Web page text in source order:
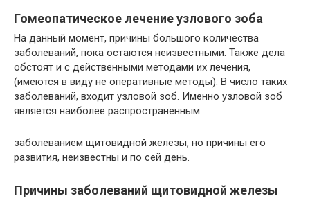
Гомеопатическое лечение узлового зоба
На данный момент, причины большого количества
заболеваний, пока остаются неизвестными. Также дела
обстоят и с действенными методами их лечения,
(имеются в виду не оперативные методы). В число таких
заболеваний, входит узловой зоб. Именно узловой зоб
является наиболее распространенным
заболеванием щитовидной железы, но причины его
развития, неизвестны и по сей день.
Причины заболеваний щитовидной железы